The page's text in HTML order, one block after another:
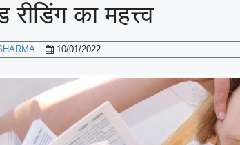
रीडिंग का महत्त्व
10/01/2022